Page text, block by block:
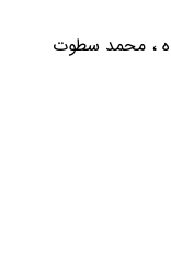
، محمد سطوت